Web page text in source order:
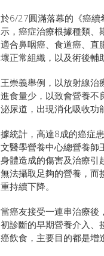
於6/27圓滿落幕的《癌續
示，癌症治療根據種類、
適合鼻咽癌、食道癌、直
壞正常組織，以及術後輔
王崇義舉例，以放射線治
進食量少，以致會營養不
泌尿道，出現消化吸收功
據統計，高達8成的癌症
文醫學營養中心總營養師
身體造成的傷害及治療引
無法攝取足夠的營養，而
重持續下降。
當癌友接受一連串治療後
初診斷的早期營養介入、
癌飲食，主要目的都是增